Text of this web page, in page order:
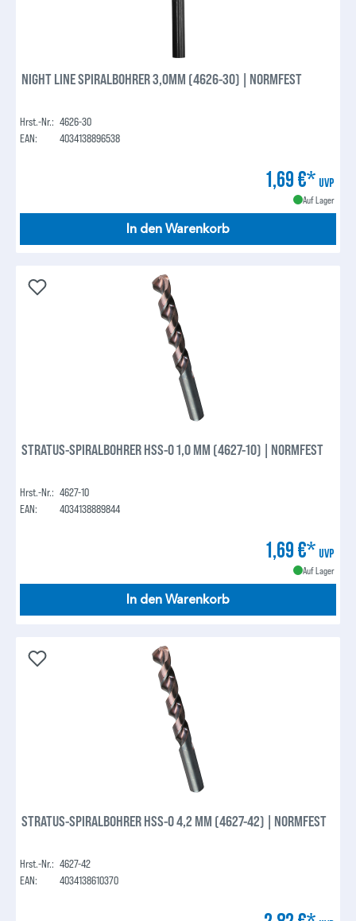
NIGHT LINE SPIRALBOHRER 3,0MM (4626-30) | NORMFEST
Hrst.-Nr.: 4626-30
EAN:
4034138896538
1,69 €* UVP
Auf Lager
In den Warenkorb
STRATUS-SPIRALBOHRER HSS-O 1,0 MM (4627-10) | NORMFEST
Hrst.-Nr.: 4627-10
EAN:
4034138889844
1,69 €* UVP
Auf Lager
In den Warenkorb
STRATUS-SPIRALBOHRER HSS-O 4,2 MM (4627-42) | NORMFEST
Hrst.-Nr.: 4627-42
EAN:
4034138610370